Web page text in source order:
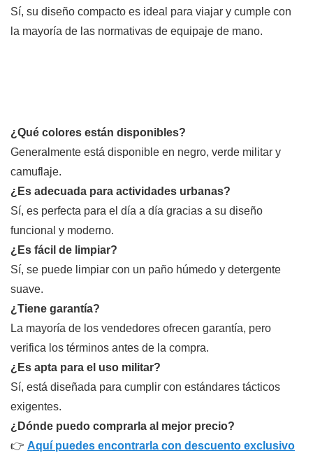
Sí, su diseño compacto es ideal para viajar y cumple con
la mayoría de las normativas de equipaje de mano.
¿Qué colores están disponibles?
Generalmente está disponible en negro, verde militar y
camuflaje.
¿Es adecuada para actividades urbanas?
Sí, es perfecta para el día a día gracias a su diseño
funcional y moderno.
¿Es fácil de limpiar?
Sí, se puede limpiar con un paño húmedo y detergente
suave.
¿Tiene garantía?
La mayoría de los vendedores ofrecen garantía, pero
verifica los términos antes de la compra.
¿Es apta para el uso militar?
Sí, está diseñada para cumplir con estándares tácticos
exigentes.
¿Dónde puedo comprarla al mejor precio?
👉 Aquí puedes encontrarla con descuento exclusivo